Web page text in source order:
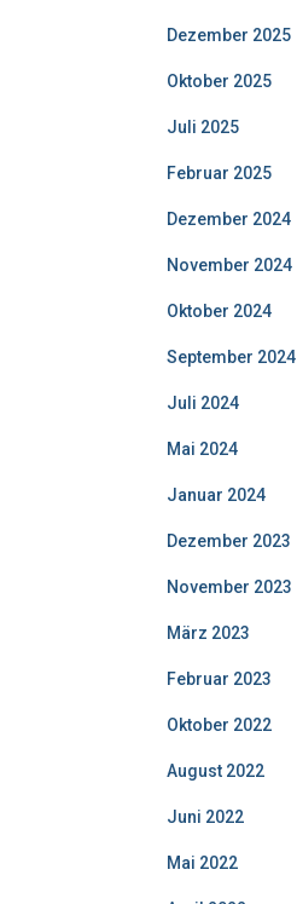
Dezember 2025
Oktober 2025
Juli 2025
Februar 2025
Dezember 2024
November 2024
Oktober 2024
September 2024
Juli 2024
Mai 2024
Januar 2024
Dezember 2023
November 2023
März 2023
Februar 2023
Oktober 2022
August 2022
Juni 2022
Mai 2022